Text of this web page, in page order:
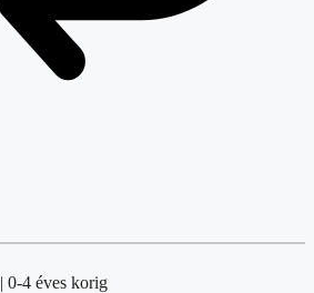
| 0-4 éves korig